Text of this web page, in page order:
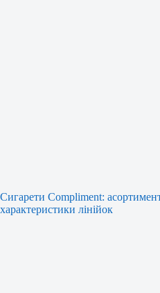
Сигарети Compliment:
характеристики лінійок